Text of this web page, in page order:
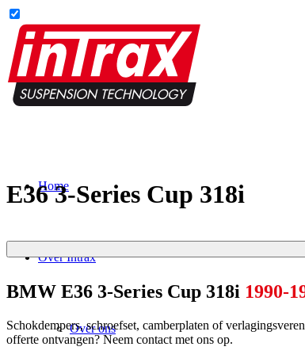
Home
Over Intrax
Over ons
E36 3-Series Cup 318i
BMW E36 3-Series Cup 318i 1990-
Schokdempers, schroefset, camberplaten of
offerte ontvangen? Neem contact met ons op.